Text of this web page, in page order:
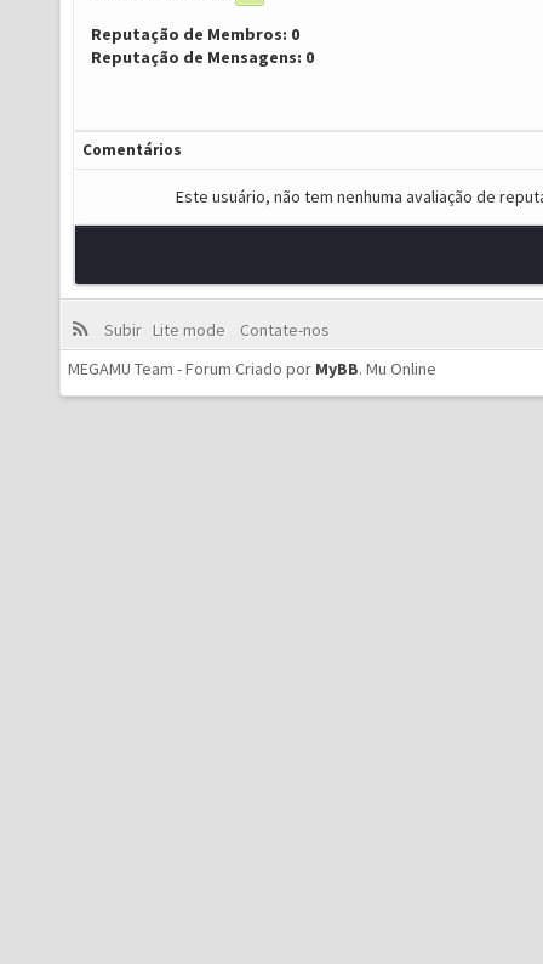
Reputação de Membros: 0
Reputação de Mensagens: 0
Comentários
Este usuário, não tem nenhuma avaliação de
Subir Lite mode
Contate-nos
MEGAMU Team - Forum Criado por MyBB. Mu Online